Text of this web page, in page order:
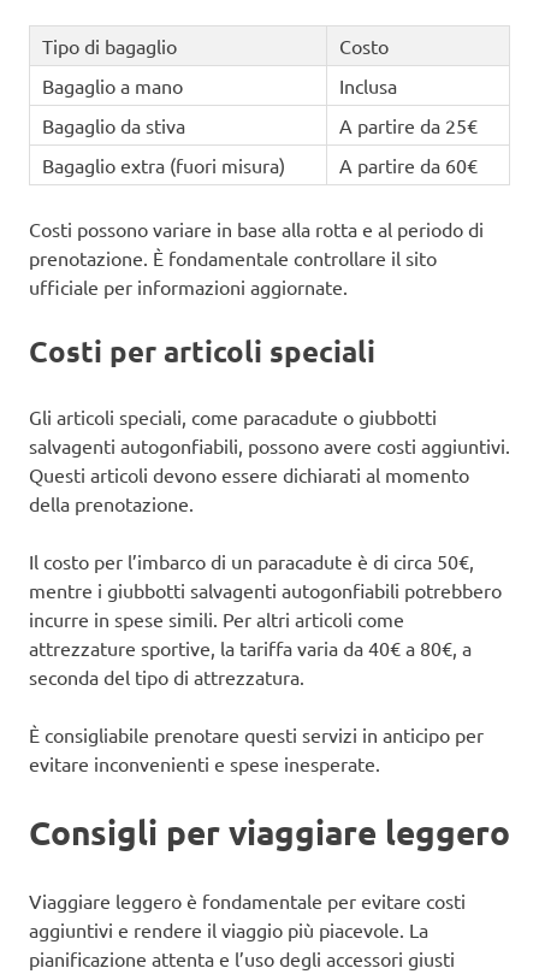
Tipo di bagaglio
Costo
Bagaglio a mano
Inclusa
Bagaglio da stiva
A partire da 25€
Bagaglio extra (fuori misura)
A partire da 60€
Costi possono variare in base alla rotta e al periodo di
prenotazione. È fondamentale controllare il sito
ufficiale per informazioni aggiornate.
Costi per articoli speciali
Gli articoli speciali, come paracadute o giubbotti
salvagenti autogonfiabili, possono avere costi aggiuntivi.
Questi articoli devono essere dichiarati al momento
della prenotazione.
Il costo per l’imbarco di un paracadute è di circa 50€,
mentre i giubbotti salvagenti autogonfiabili potrebbero
incurre in spese simili. Per altri articoli come
attrezzature sportive, la tariffa varia da 40€ a 80€, a
seconda del tipo di attrezzatura.
È consigliabile prenotare questi servizi in anticipo per
evitare inconvenienti e spese inesperate.
Consigli per viaggiare leggero
Viaggiare leggero è fondamentale per evitare costi
aggiuntivi e rendere il viaggio più piacevole. La
pianificazione attenta e l’uso degli accessori giusti